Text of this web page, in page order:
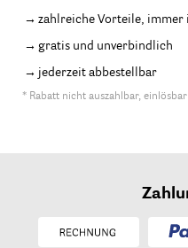
zahlreiche Vorteile,
gratis und unverbindlich
jederzeit abbestellbar
* Rabatt nicht auszahlbar,